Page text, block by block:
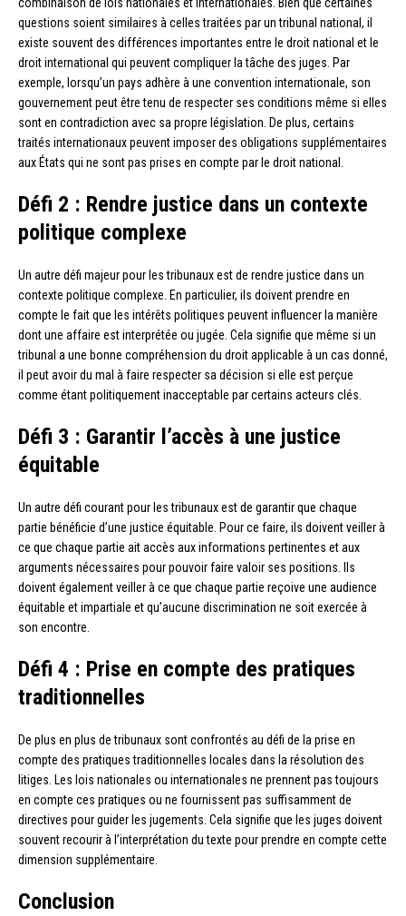
combinaison de lois nationales et internationales. Bien que certaines
questions soient similaires à celles traitées par un tribunal national, il
existe souvent des différences importantes entre le droit national et le
droit international qui peuvent compliquer la tâche des juges. Par
exemple, lorsqu’un pays adhère à une convention internationale, son
gouvernement peut être tenu de respecter ses conditions même si elles
sont en contradiction avec sa propre législation. De plus, certains
traités internationaux peuvent imposer des obligations supplémentaires
aux États qui ne sont pas prises en compte par le droit national.
Défi 2 : Rendre justice dans un contexte
politique complexe
Un autre défi majeur pour les tribunaux est de rendre justice dans un
contexte politique complexe. En particulier, ils doivent prendre en
compte le fait que les intérêts politiques peuvent influencer la manière
dont une affaire est interprétée ou jugée. Cela signifie que même si un
tribunal a une bonne compréhension du droit applicable à un cas donné,
il peut avoir du mal à faire respecter sa décision si elle est perçue
comme étant politiquement inacceptable par certains acteurs clés.
Défi 3 : Garantir l’accès à une justice
équitable
Un autre défi courant pour les tribunaux est de garantir que chaque
partie bénéficie d’une justice équitable. Pour ce faire, ils doivent veiller à
ce que chaque partie ait accès aux informations pertinentes et aux
arguments nécessaires pour pouvoir faire valoir ses positions. Ils
doivent également veiller à ce que chaque partie reçoive une audience
équitable et impartiale et qu’aucune discrimination ne soit exercée à
son encontre.
Défi 4 : Prise en compte des pratiques
traditionnelles
De plus en plus de tribunaux sont confrontés au défi de la prise en
compte des pratiques traditionnelles locales dans la résolution des
litiges. Les lois nationales ou internationales ne prennent pas toujours
en compte ces pratiques ou ne fournissent pas suffisamment de
directives pour guider les jugements. Cela signifie que les juges doivent
souvent recourir à l’interprétation du texte pour prendre en compte cette
dimension supplémentaire.
Conclusion